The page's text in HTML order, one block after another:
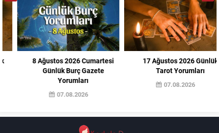
8 Ağustos 2026 Cumartesi
Günlük Burç Gazete
Yorumları
07.08.2026
17 Ağustos 2026 Günlük
Tarot Yorumları
07.08.2026